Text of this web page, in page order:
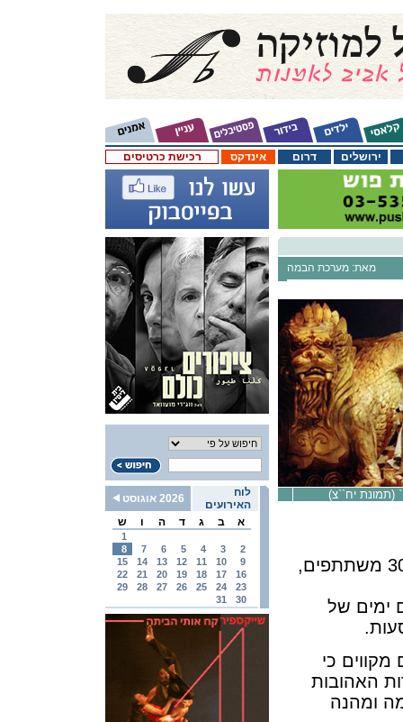
רכישת כרטיסים אינדקס דרום ירושלים
לוח
האירועים
2026 אוגוסט
א
ב ג ד ה ו ש
1
2
3
4
5
6
7
8
9
10
11
12
13
14
15
16
17
18
19
20
21
22
23
24
25
26
27
28
29
30
31
מאת: מערכת הבמה
(תמונת יח``צ)
"טורנדוט" מאת פוצ`יני, בהפקת ענק עם למעלה- 300 משתתפים,
ימים של
כי
האהובות
ומהנה